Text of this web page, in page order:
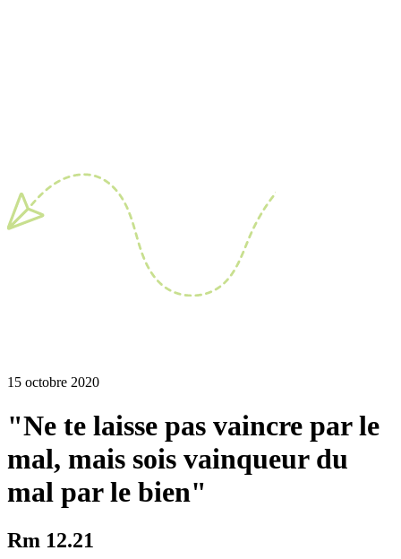
15 octobre 2020
"Ne te laisse pas vaincre par le
mal, mais sois vainqueur du
mal par le bien"
Rm 12.21